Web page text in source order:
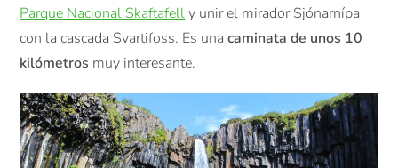
Parque Nacional Skaftafelly unir el mirador Sjónarnípa
con la cascada Svartifoss. Es unacaminata de unos 10
kilómetros muy interesante.